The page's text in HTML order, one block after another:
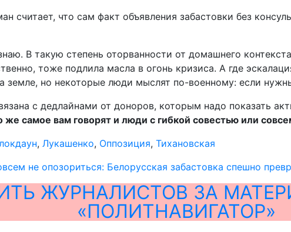
считает, что сам факт объявления забастовки без
В такую степень оторванности от домашнего
тоже подлила масла в огонь кризиса. А где
земле, но некоторые люди мыслят по-военному: если
с дедлайнами от доноров, которым надо показать
самое вам говорят и люди с гибкой совестью или
, Лукашенко, Оппозиция, Тихановская
не опозориться: Белорусская забастовка спешно
ЖУРНАЛИСТОВ ЗА
«ПОЛИТНАВИГАТОР»